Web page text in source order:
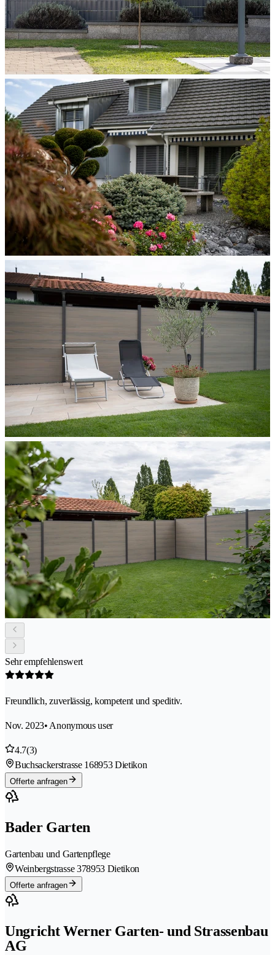
Sehr empfehlenswert
Freundlich, zuverlässig, kompetent und speditiv.
Nov. 2023• Anonymous user
4.7(3)
Buchsackerstrasse 168953 Dietikon
Offerte anfragen
Bader Garten
Gartenbau und Gartenpflege
Weinbergstrasse 378953 Dietikon
Offerte anfragen
Ungricht Werner Garten- und Strassenbau
AG